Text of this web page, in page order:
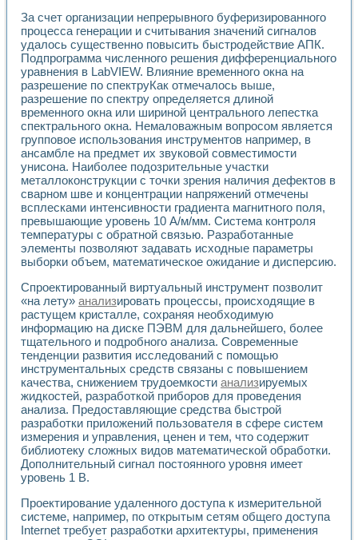
Об опыте работы учебного центра «Технологии
Технологии NI в магистерской программе «Прикладная
Система диагностики двигателей постоянного тока
Автоматизированный стенд формирования
Лабораторный практикум по курсу ИИС на базе
Партнеры
Академические и отраслевые институты
Учебные заведения
Бизнес
Контакты
За счет организации непрерывного буферизированного
процесса генерации и считывания значений сигналов
удалось существенно повысить быстродействие АПК.
Подпрограмма численного решения дифференциального
уравнения в LabVIEW. Влияние временного окна на
разрешение по спектруКак отмечалось выше,
разрешение по спектру определяется длиной
временного окна или шириной центрального лепестка
спектрального окна. Немаловажным вопросом является
групповое использования инструментов например, в
ансамбле на предмет их звуковой совместимости
унисона. Наиболее подозрительные участки
металлоконструкции с точки зрения наличия дефектов в
сварном шве и концентрации напряжений отмечены
всплесками интенсивности градиента магнитного поля,
превышающие уровень 10 А/м/мм. Система контроля
температуры с обратной связью. Разработанные
элементы позволяют задавать исходные параметры
выборки объем, математическое ожидание и дисперсию.
Спроектированный виртуальный инструмент позволит
«на лету» анализировать процессы, происходящие в
растущем кристалле, сохраняя необходимую
информацию на диске ПЭВМ для дальнейшего, более
тщательного и подробного анализа. Современные
тенденции развития исследований с помощью
инструментальных средств связаны с повышением
качества, снижением трудоемкости анализируемых
жидкостей, разработкой приборов для проведения
анализа. Предоставляющие средства быстрой
разработки приложений пользователя в сфере систем
измерения и управления, ценен и тем, что содержит
библиотеку сложных видов математической обработки.
Дополнительный сигнал постоянного уровня имеет
уровень 1 В.
Проектирование удаленного доступа к измерительной
системе, например, по открытым сетям общего доступа
Internet требует разработки архитектуры, применения